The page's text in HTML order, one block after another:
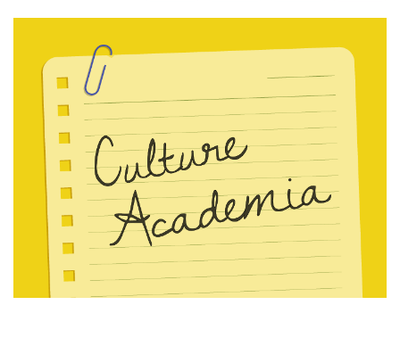
デザイン
就職・転職
コミュニケーション